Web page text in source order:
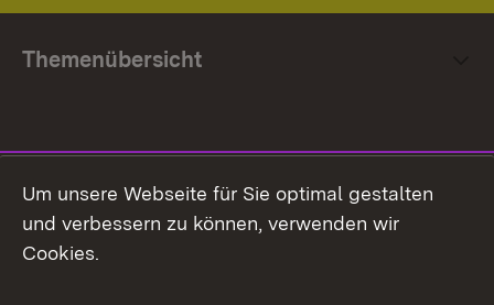
Themenübersicht
Facebook
Um unsere Webseite für Sie optimal gestalten
und verbessern zu können, verwenden wir
Cookies.